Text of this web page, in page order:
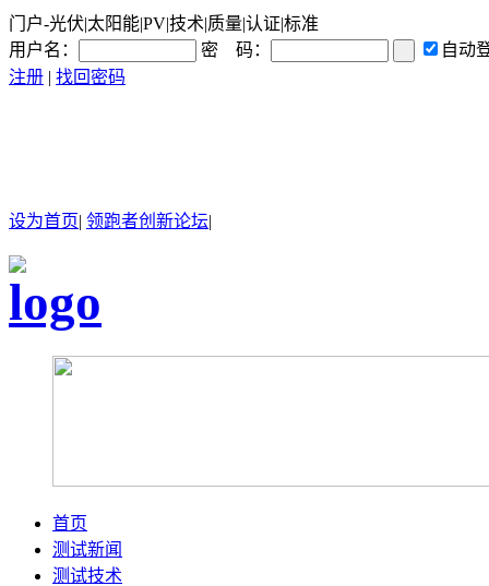
门户-光伏|太阳能|PV|技术|质量|认证|标准
用户名：
密 码：
自动
注册 | 找回密码
设为首页| 领跑者创新论坛|
首页
测试新闻
测试技术